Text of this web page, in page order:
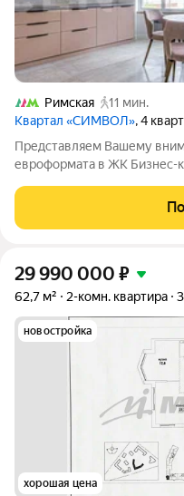
Римская
11 мин.
Квартал «СИМВОЛ», 4
Представляем Вашему
евроформата в ЖК Бизнес-
тонах. Планировкой
просторная кухня-гостиная
29 990 000 ₽
62,7 м² 2-комн. квартира
новостройка
хорошая цена